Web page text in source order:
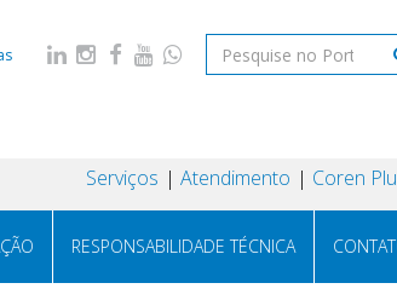
Serviços Atendimento Coren
RESPONSABILIDADE TÉCNICA